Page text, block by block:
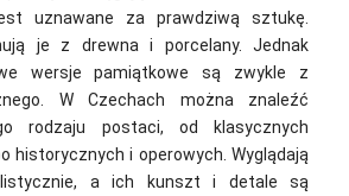
uznawane za prawdziwą sztukę.
je z drewna i porcelany. Jednak
wersje pamiątkowe są zwykle z
W Czechach można znaleźć
rodzaju postaci, od klasycznych
historycznych i operowych. Wyglądają
a ich kunszt i detale są